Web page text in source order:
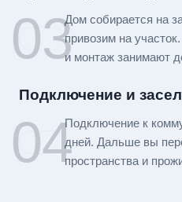
03Дом собирается на
привозим на
и монтаж занимают
Подключение и
04Подключение к
дней. Дальше вы
пространства и